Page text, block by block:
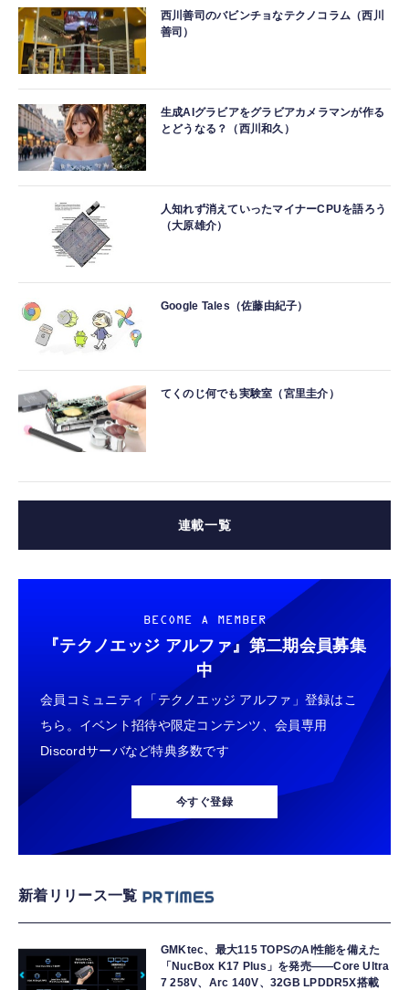
西川善司のバビンチョなテクノコラム（西川
善司）
生成AIグラビアをグラビアカメラマンが作る
とどうなる？（西川和久）
人知れず消えていったマイナーCPUを語ろう
（大原雄介）
Google Tales（佐藤由紀子）
てくのじ何でも実験室（宮里圭介）
連載一覧
BECOME A MEMBER
『テクノエッジ アルファ』 第二期会員募集
中
会員コミュニティ「テクノエッジ アルファ」登録はこ
ちら。イベント招待や限定コンテンツ、会員専用
Discordサーバなど特典多数です
今すぐ登録
新着リリース一覧
GMKtec、最大115 TOPSのAI性能を備えた
「NucBox K17 Plus」を発売――Core Ultra
7 258V、Arc 140V、32GB LPDDR5X搭載